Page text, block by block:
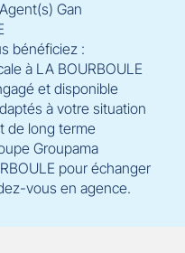
Gan
bénéficiez :
à LA BOURBOULE
et disponible
à votre situation
de long terme
Groupama
pour échanger
vous en agence.